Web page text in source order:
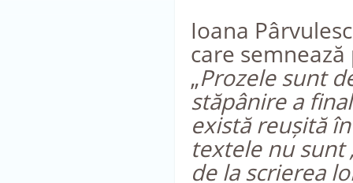
Ioana
care
„Prozele sunt
stăpânire a
există reușită
textele nu sunt
de la scrierea